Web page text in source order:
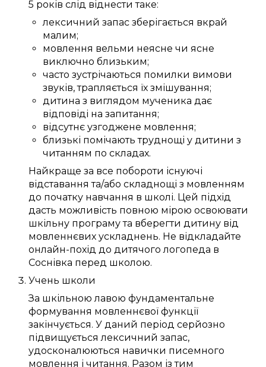
5 років слід віднести таке:
лексичний запас зберігається вкрай
малим;
мовлення вельми неясне чи ясне
виключно близьким;
часто зустрічаються помилки вимови
звуків,трапляється їх змішування;
дитина з виглядом мученика дає
відповіді на запитання;
відсутнє узгоджене мовлення;
близькі помічають труднощі у дитини з
читанням по складах.
Найкраще за все побороти існуючі
відставання та/або складнощі з мовленням
до початку навчання в школі. Цей підхід
дасть можливість повною мірою освоювати
шкільну програмута вберегти дитину від
мовленнєвих ускладнень. Не відкладайте
онлайн-похід до дитячого логопеда в
Соснівка перед школою.
Учень школи
За шкільною лавою фундаментальне
формування мовленнєвої функції
закінчується. У даний період серйозно
підвищується лексичний запас,
удосконалюються навички писемного
мовлення і читання. Разом із тим